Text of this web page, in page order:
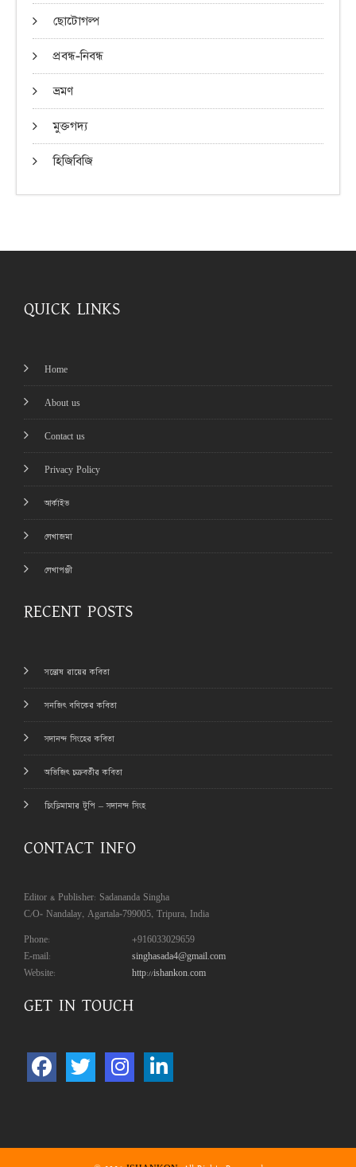
ছোটোগল্প
প্রবন্ধ-নিবন্ধ
ভ্রমণ
মুক্তগদ্য
হিজিবিজি
QUICK LINKS
Home
About us
Contact us
Privacy Policy
আর্কাইভ
লেখাজমা
লেখাপঞ্জী
RECENT POSTS
সন্তোষ রায়ের কবিতা
সনজিৎ বণিকের কবিতা
সদানন্দ সিংহের কবিতা
অভিজিৎ চক্রবর্তীর কবিতা
চিংড়িমামার টুপি – সদানন্দ সিংহ
CONTACT INFO
Editor & Publisher: Sadananda Singha
C/O- Nandalay, Agartala-799005, Tripura, India
Phone:
+916033029659
E-mail:
singhasada4@gmail.com
Website:
http://ishankon.com
GET IN TOUCH